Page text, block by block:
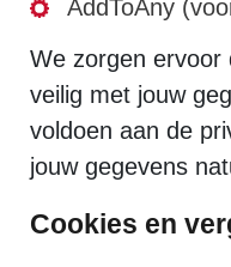
AddToAny
We zorgen ervoor
veilig met jouw
voldoen aan de
jouw gegevens
Cookies en